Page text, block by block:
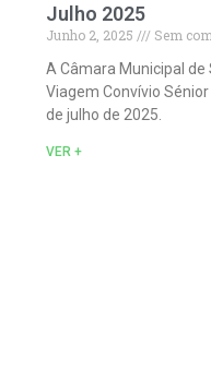
Julho 2025
Junho 2, 2025
Sem
A Câmara Municipal de
Viagem Convívio
de julho de 2025.
VER +